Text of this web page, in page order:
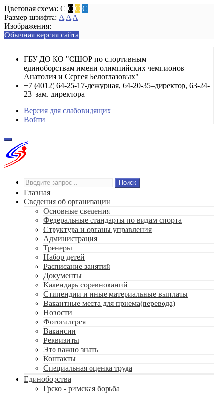
Цветовая схема: C C C C
Размер шрифта: A A A
Изображения:
Обычная версия сайта
ГБУ ДО КО "СШОР по спортивным
единоборствам имени олимпийских чемпионов
Анатолия и Сергея Белоглазовых"
+7 (4012) 64-25-17-дежурная, 64-20-35–директор, 63-24-
23–зам. директора
Версия для слабовидящих
Войти
Поиск
Главная
Сведения об организации
Основные сведения
Федеральные стандарты по видам спорта
Структура и органы управления
Администрация
Тренеры
Набор детей
Расписание занятий
Документы
Календарь соревнований
Стипендии и иные материальные выплаты
Вакантные места для приема(перевода)
Новости
Фотогалерея
Вакансии
Реквизиты
Это важно знать
Контакты
Специальная оценка труда
Единоборства
Греко - римская борьба